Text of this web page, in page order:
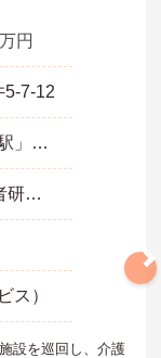
円
5-7-12
西武池袋線「西所沢駅」徒歩10分
■介護福祉士、実務者研修いずれか ■普通自動車運転免許：必須 ■介護施設や病院などでの就業経験、及び介護施設や病院などでの夜勤経験必須
ス）
設を巡回し、介護